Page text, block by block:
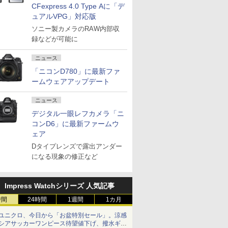
CFexpress 4.0 Type Aに「デ
ュアルVPG」対応版
ソニー製カメラのRAW内部収
録などが可能に
ニュース
「ニコンD780」に最新ファ
ームウェアアップデート
ニュース
デジタル一眼レフカメラ「ニ
コンD6」に最新ファームウ
ェア
Dタイプレンズで露出アンダー
になる現象の修正など
Impress Watchシリーズ 人気記事
24時間 1週間 1カ月
ニクロ、今日から「お盆特別セール」。涼感
アサッカーワンピース待望値下げ、撥水ギア